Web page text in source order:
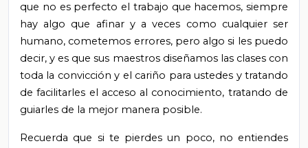
que no es perfecto el trabajo que hacemos, siempre
hay algo que afinar y a veces como cualquier ser
humano, cometemos errores, pero algo si les puedo
decir, y es que sus maestros diseñamos las clases con
toda la convicción y el cariño para ustedes y tratando
de facilitarles el acceso al conocimiento, tratando de
guiarles de la mejor manera posible.
Recuerda que si te pierdes un poco, no entiendes